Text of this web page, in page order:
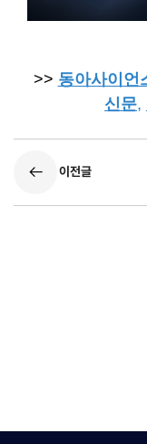
>> 동아사이언
신문,
이전글